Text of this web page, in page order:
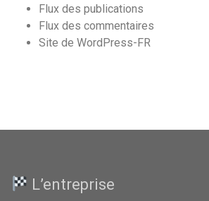
Flux des publications
Flux des commentaires
Site de WordPress-FR
L’entreprise